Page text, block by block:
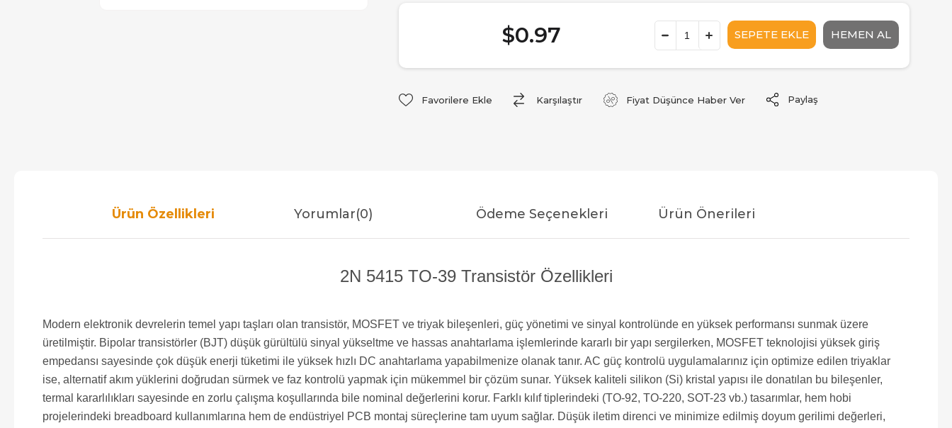
$0.97
Favorilere Ekle Karşılaştır Fiyat Düşünce Haber Ver Paylaş
Ürün Özellikleri Yorumlar(0) Ödeme Seçenekleri Ürün Önerileri
2N 5415 TO-39 Transistör Özellikleri
Modern elektronik devrelerin temel yapı taşları olan transistör, MOSFET ve triyak bileşenleri, güç yönetimi ve sinyal kontrolünde en yüksek performansı sunmak üzere
üretilmiştir. Bipolar transistörler (BJT) düşük gürültülü sinyal yükseltme ve hassas anahtarlama işlemlerinde kararlı bir yapı sergilerken, MOSFET teknolojisi yüksek giriş
empedansı sayesinde çok düşük enerji tüketimi ile yüksek hızlı DC anahtarlama yapabilmenize olanak tanır. AC güç kontrolü uygulamalarınız için optimize edilen triyaklar
ise, alternatif akım yüklerini doğrudan sürmek ve faz kontrolü yapmak için mükemmel bir çözüm sunar. Yüksek kaliteli silikon (Si) kristal yapısı ile donatılan bu bileşenler,
termal kararlılıkları sayesinde en zorlu çalışma koşullarında bile nominal değerlerini korur. Farklı kılıf tiplerindeki (TO-92, TO-220, SOT-23 vb.) tasarımlar, hem hobi
projelerindeki breadboard kullanımlarına hem de endüstriyel PCB montaj süreçlerine tam uyum sağlar. Düşük iletim direnci ve minimize edilmiş doyum gerilimi değerleri,